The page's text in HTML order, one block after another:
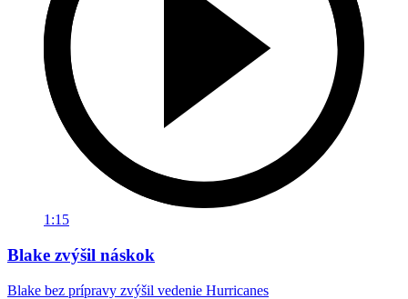
1:15
Blake zvýšil náskok
Blake bez prípravy zvýšil vedenie Hurricanes